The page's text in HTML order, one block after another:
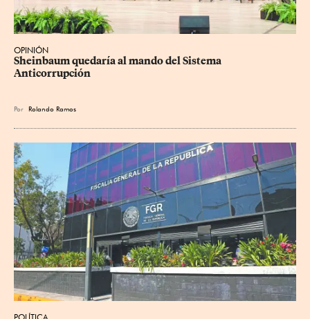
OPINIÓN
Sheinbaum quedaría al mando del Sistema
Anticorrupción
Por Rolando Ramos